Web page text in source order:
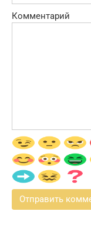
Комментарий